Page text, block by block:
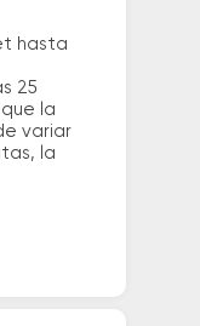
hasta
25
la
variar
la